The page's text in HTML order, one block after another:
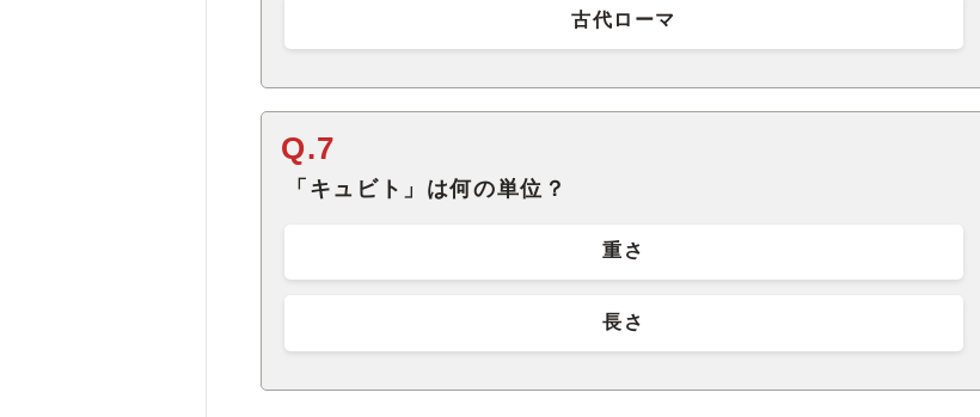
古代ローマ
Q.7
「キュビト」は何の単位？
重さ
長さ